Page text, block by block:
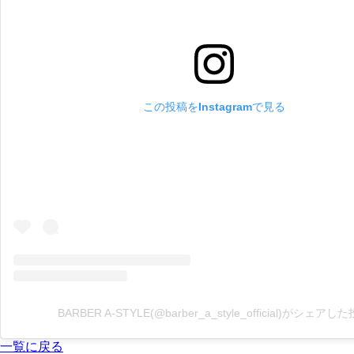
この投稿をInstagramで見る
BARBER A-STYLE(@barber_a_style_official)がシェアした
一覧に戻る